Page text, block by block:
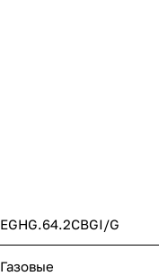
EGHG.64.2CBGI/G
Газовые